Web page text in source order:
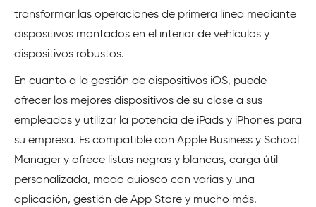
transformar las operaciones de primera línea mediante
dispositivos montados en el interior de vehículos y
dispositivos robustos.
En cuanto a la gestión de dispositivos iOS, puede
ofrecer los mejores dispositivos de su clase a sus
empleados y utilizar la potencia de iPads y iPhones para
su empresa. Es compatible con Apple Business y School
Manager y ofrece listas negras y blancas, carga útil
personalizada, modo quiosco con varias y una
aplicación, gestión de App Store y mucho más.